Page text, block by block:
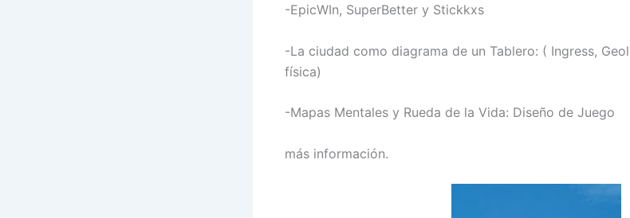
-EpicWIn, SuperBetter y Stickkxs
-La ciudad como diagrama de un Tablero: ( Ingress,
física)
-Mapas Mentales y Rueda de la Vida: Diseño de Juego
más información.